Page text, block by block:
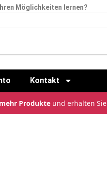
Möglichkeiten lernen?
Kontakt
Produkte und erhalten Sie